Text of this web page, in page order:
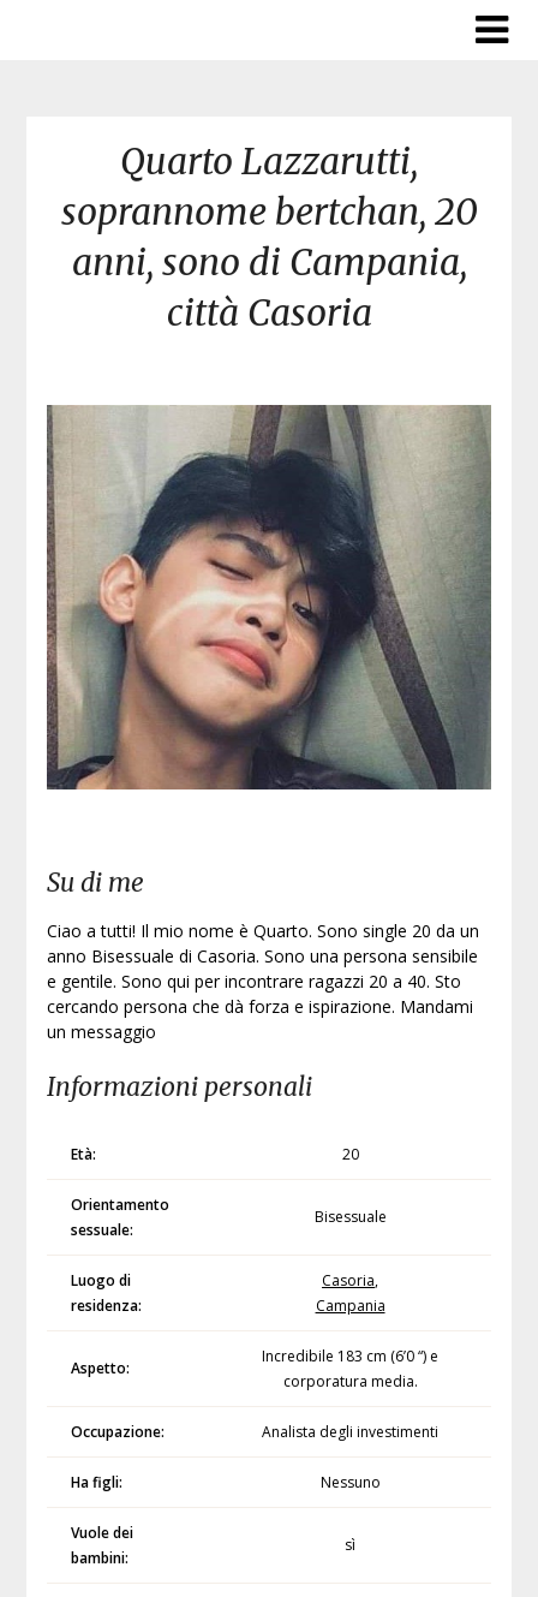
Quarto Lazzarutti,
soprannome bertchan, 20
anni, sono di Campania,
città Casoria
Su di me
Ciao a tutti! Il mio nome è Quarto. Sono single 20 da un
anno Bisessuale di Casoria. Sono una persona sensibile
e gentile. Sono qui per incontrare ragazzi 20 a 40. Sto
cercando persona che dà forza e ispirazione. Mandami
un messaggio
Informazioni personali
Età: 20
Orientamento
sessuale:
Bisessuale
Luogo di
residenza:
Casoria,
Campania
Aspetto:
Incredibile 183 cm (6’0 “) e
corporatura media.
Occupazione: Analista degli investimenti
Ha figli: Nessuno
Vuole dei
bambini:
sì